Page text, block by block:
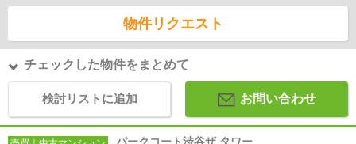
物件リクエスト
チェックした物件をまとめて
検討リストに追加 お問い合わせ